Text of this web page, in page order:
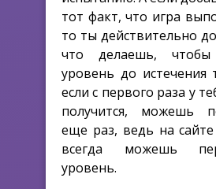
тот факт, что игра
то ты действительно
что делаешь, чтобы
уровень до истечения
если с первого раза у
получится, можешь
еще раз, ведь на
всегда можешь
уровень.